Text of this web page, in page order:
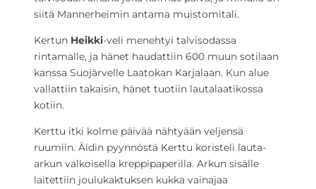
siitä Mannerheimin antama muistomitali.
Kertun Heikki-veli menehtyi talvisodassa
rintamalle, ja hänet haudattiin 600 muun sotilaan
kanssa Suojärvelle Laatokan Karjalaan. Kun alue
vallattiin takaisin, hänet tuotiin lautalaatikossa
kotiin.
Kerttu itki kolme päivää nähtyään veljensä
ruumiin. Äidin pyynnöstä Kerttu koristeli lauta-
arkun valkoisella kreppipaperilla. Arkun sisälle
laitettiin joulukaktuksen kukka vainajaa